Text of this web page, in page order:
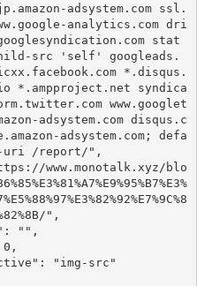
adsystem.com ssl.
analytics.com dri
stat
src 'self' googleads.
*.disqus.
*.ampproject.net syndica
www.googlet
adsystem.com disqus.c
adsystem.com; defa
/report/" ,
www.monotalk.xyz/blo
" ,
: "" ,
0 ,
:
"img-src"